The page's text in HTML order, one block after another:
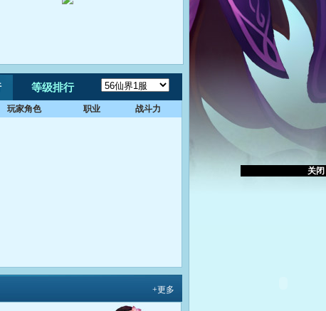
等级排行
玩家角色 职业 战斗力
+更多
关闭